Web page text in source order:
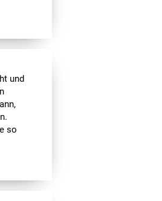
und
so